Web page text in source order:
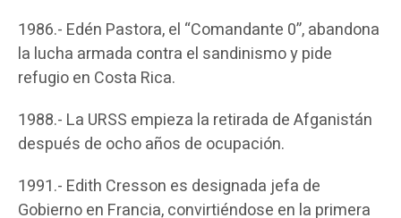
1986.- Edén Pastora, el “Comandante 0”, abandona
la lucha armada contra el sandinismo y pide
refugio en Costa Rica.
1988.- La URSS empieza la retirada de Afganistán
después de ocho años de ocupación.
1991.- Edith Cresson es designada jefa de
Gobierno en Francia, convirtiéndose en la primera